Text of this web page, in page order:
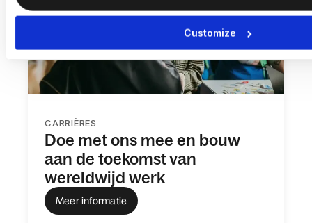
Customize
CARRIÈRES
Doe met ons mee en bouw
aan de toekomst van
wereldwijd werk
Meer informatie